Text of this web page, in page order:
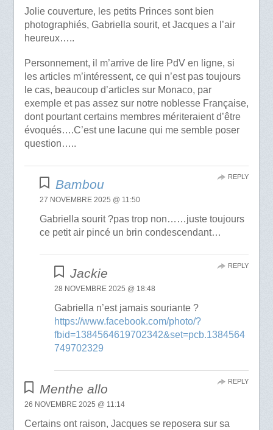
Jolie couverture, les petits Princes sont bien
photographiés, Gabriella sourit, et Jacques a l’air
heureux…..
Personnement, il m’arrive de lire PdV en ligne, si
les articles m’intéressent, ce qui n’est pas toujours
le cas, beaucoup d’articles sur Monaco, par
exemple et pas assez sur notre noblesse Française,
dont pourtant certains membres mériteraient d’être
évoqués….C’est une lacune qui me semble poser
question…..
Bambou
27 NOVEMBRE 2025 @ 11:50
Gabriella sourit ?pas trop non……juste toujours
ce petit air pincé un brin condescendant…
REPLY
Jackie
28 NOVEMBRE 2025 @ 18:48
Gabriella n’est jamais souriante ?
https://www.facebook.com/photo/?
fbid=1384564619702342&set=pcb.1384564
749702329
REPLY
Menthe allo
26 NOVEMBRE 2025 @ 11:14
Certains ont raison, Jacques se reposera sur sa
REPLY